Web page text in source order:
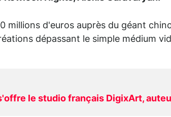
millions d'euros auprès du géant
dépassant le simple médium
le studio français DigixArt,